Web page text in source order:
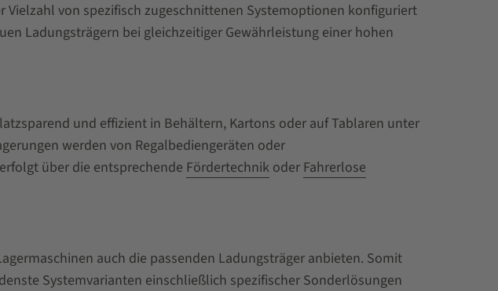
von spezifisch zugeschnittenen Systemoptionen konfiguriert
Ladungsträgern bei gleichzeitiger Gewährleistung einer hohen
und effizient in Behältern, Kartons oder auf Tablaren unter
werden von Regalbediengeräten oder
über die entsprechende Fördertechnikoder Fahrerlose
auch die passenden Ladungsträger anbieten. Somit
Systemvarianten einschließlich spezifischer Sonderlösungen